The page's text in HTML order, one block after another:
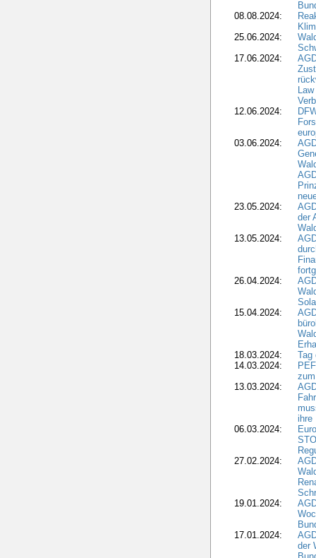
08.08.2024:
25.06.2024:
17.06.2024:
12.06.2024:
03.06.2024:
23.05.2024:
der
13.05.2024:
26.04.2024:
15.04.2024:
18.03.2024:
Tag
14.03.2024:
13.03.2024:
ihre
06.03.2024:
27.02.2024:
19.01.2024:
17.01.2024:
der